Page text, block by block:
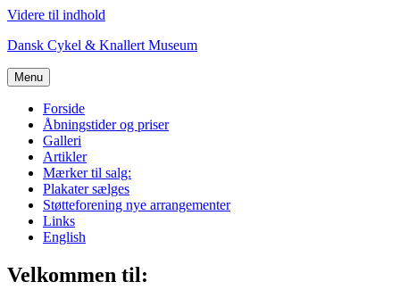
Videre til indhold
Dansk Cykel & Knallert Museum
Menu
Forside
Åbningstider og priser
Galleri
Artikler
Mærker til salg:
Plakater sælges
Støtteforening nye arrangementer
Links
English
Velkommen til: